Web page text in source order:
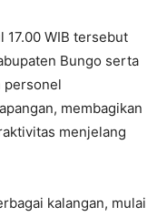
17.00 WIB tersebut
Bungo serta
personel
membagikan
menjelang
kalangan, mulai